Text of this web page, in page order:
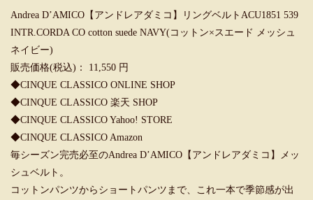
Andrea D’AMICO【アンドレアダミコ】リングベルトACU1851 539
INTR.CORDA CO cotton suede NAVY(コットン×スエード メッシュ
ネイビー)
販売価格(税込)： 11,550 円
◆CINQUE CLASSICO ONLINE SHOP
◆CINQUE CLASSICO 楽天 SHOP
◆CINQUE CLASSICO Yahoo! STORE
◆CINQUE CLASSICO Amazon
毎シーズン完売必至のAndrea D’AMICO【アンドレアダミコ】メッ
シュベルト。
コットンパンツからショートパンツまで、これ一本で季節感が出